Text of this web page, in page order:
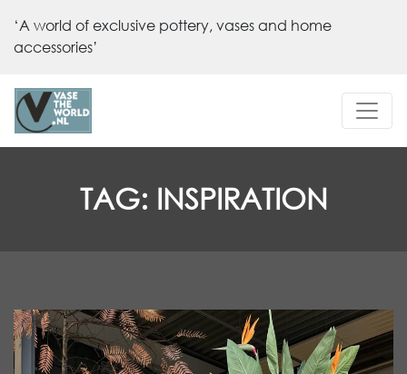
‘A world of exclusive pottery, vases and home
accessories’
TAG: INSPIRATION